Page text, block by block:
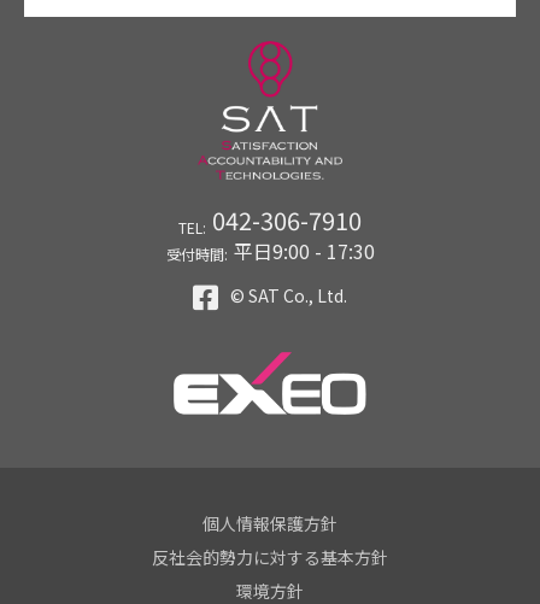
TEL: 042-306-7910
受付時間: 平日9:00 - 17:30
© SAT Co., Ltd.
個人情報保護方針
反社会的勢力に対する基本方針
環境方針